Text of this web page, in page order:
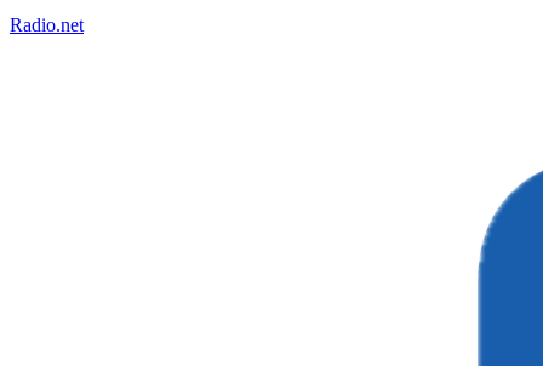
Radio.net